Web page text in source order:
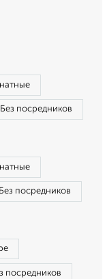
Без посредников
Без посредников
посредников